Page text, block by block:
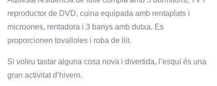
reproductor de DVD, cuina equipada amb rentaplats i
microones, rentadora i 3 banys amb dutxa. Es
proporcionen tovalloles i roba de llit.
Si voleu tastar alguna cosa nova i divertida, l’esquí és una
gran activitat d’hivern.